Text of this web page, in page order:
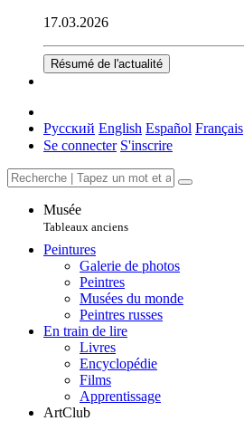
17.03.2026
Résumé de l'actualité
Русский English Español Français
Se connecter S'inscrire
Musée
Tableaux anciens
Peintures
Galerie de photos
Peintres
Musées du monde
Peintres russes
En train de lire
Livres
Encyclopédie
Films
Apprentissage
ArtClub